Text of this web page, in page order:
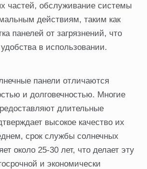
частей, обслуживание системы
действиям, таким как
панелей от загрязнений, что
в использовании.
панели отличаются
и долговечностью. Многие
длительные
высокое качество их
срок службы солнечных
около 25-30 лет, что делает эту
и экономически